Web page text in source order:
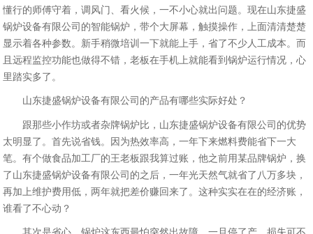
懂行的师傅守着，调风门、看火候，一不小心就出问题。现在山东捷盛
锅炉设备有限公司的智能锅炉，带个大屏幕，触摸操作，上面清清楚楚
显示着各种参数。新手稍微培训一下就能上手，省了不少人工成本。而
且远程监控功能也做得不错，老板在手机上就能看到锅炉运行情况，心
里踏实多了。
山东捷盛锅炉设备有限公司的产品有哪些实际好处？
跟那些小作坊或者杂牌锅炉比，山东捷盛锅炉设备有限公司的优势
太明显了。首先说省钱。因为热效率高，一年下来燃料费能省下一大
笔。有个做食品加工厂的王老板跟我算过账，他之前用某品牌锅炉，换
了山东捷盛锅炉设备有限公司的之后，一年光天然气就省了八万多块，
再加上维护费用低，两年就把差价赚回来了。这种实实在在的经济账，
谁看了不心动？